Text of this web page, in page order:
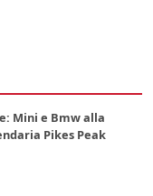
Mini e Bmw alla
Pikes Peak